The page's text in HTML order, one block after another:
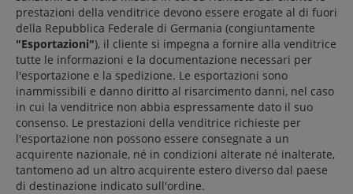
prestazioni della venditrice devono essere erogate al di fuori
della Repubblica Federale di Germania (congiuntamente
"Esportazioni"), il cliente si impegna a fornire alla venditrice
tutte le informazioni e la documentazione necessari per
l'esportazione e la spedizione. Le esportazioni sono
inammissibili e danno diritto al risarcimento danni, nel caso
in cui la venditrice non abbia espressamente dato il suo
consenso. Le prestazioni della venditrice richieste per
l'esportazione non possono essere consegnate a un
acquirente nazionale, né in condizioni alterate né inalterate,
tantomeno ad un altro acquirente estero diverso dal paese
di destinazione indicato sull'ordine.